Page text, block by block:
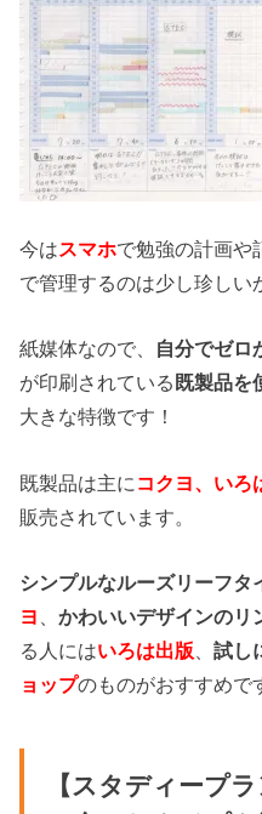
今はスマホで勉強の計画や
で管理するのは少し珍しい
紙媒体なので、 自分でゼロ
が印刷されている 既製品を
大きな特徴です！
既製品は主に コクヨ、いろ
販売されています。
シンプルなルーズリーフタ
ヨ
、かわいいデザインのリ
る人にはいろは出版 、試し
ョップのものがおすすめで
【スタディープ